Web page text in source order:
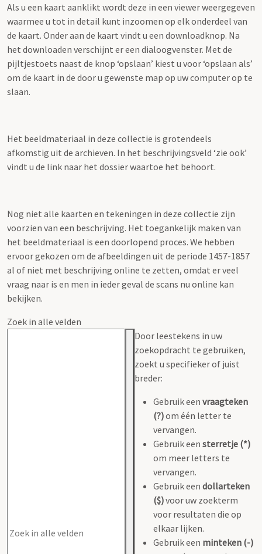
Als u een kaart aanklikt wordt deze in een viewer weergegeven
waarmee u tot in detail kunt inzoomen op elk onderdeel van
de kaart. Onder aan de kaart vindt u een downloadknop. Na
het downloaden verschijnt er een dialoogvenster. Met de
pijltjestoets naast de knop ‘opslaan’ kiest u voor ‘opslaan als’
om de kaart in de door u gewenste map op uw computer op te
slaan.
Het beeldmateriaal in deze collectie is grotendeels
afkomstig uit de archieven. In het beschrijvingsveld ‘zie ook’
vindt u de link naar het dossier waartoe het behoort.
Nog niet alle kaarten en tekeningen in deze collectie zijn
voorzien van een beschrijving. Het toegankelijk maken van
het beeldmateriaal is een doorlopend proces. We hebben
ervoor gekozen om de afbeeldingen uit de periode 1457-1857
al of niet met beschrijving online te zetten, omdat er veel
vraag naar is en men in ieder geval de scans nu online kan
bekijken.
Zoek in alle velden
Door leestekens in uw
zoekopdracht te gebruiken,
zoekt u specifieker of juist
breder:
Gebruik een vraagteken
(?)om één letter te
vervangen.
Gebruik een sterretje (*)
om meer letters te
vervangen.
Gebruik een dollarteken
($)voor uw zoekterm
voor resultaten die op
elkaar lijken.
Gebruik een minteken (-)